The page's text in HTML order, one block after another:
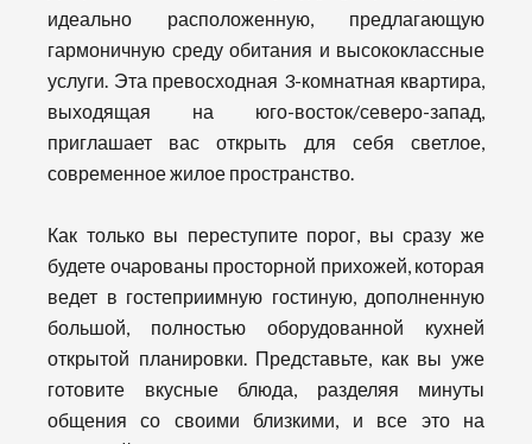
идеально расположенную, предлагающую
гармоничную среду обитания и высококлассные
услуги. Эта превосходная 3-комнатная квартира,
выходящая на юго-восток/северо-запад,
приглашает вас открыть для себя светлое,
современное жилое пространство.
Как только вы переступите порог, вы сразу же
будете очарованы просторной прихожей, которая
ведет в гостеприимную гостиную, дополненную
большой, полностью оборудованной кухней
открытой планировки. Представьте, как вы уже
готовите вкусные блюда, разделяя минуты
общения со своими близкими, и все это на